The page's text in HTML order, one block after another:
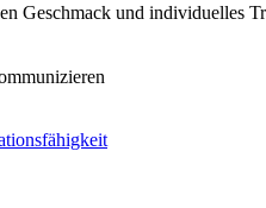
Geschmack und individuelles